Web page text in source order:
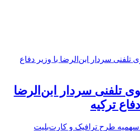
تلفنی سردار ابن‌الرضا
ترکیه